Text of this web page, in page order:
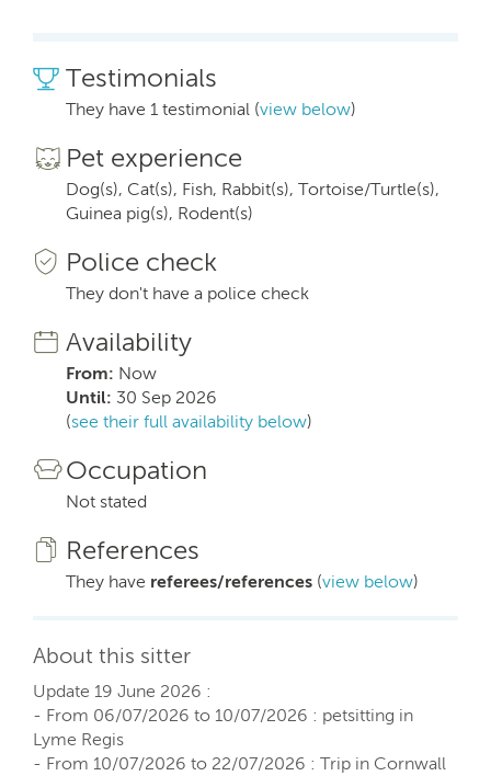
Testimonials
They have 1 testimonial (view below)
Pet experience
Dog(s), Cat(s), Fish, Rabbit(s), Tortoise/Turtle(s),
Guinea pig(s), Rodent(s)
Police check
They don't have a police check
Availability
From: Now
Until: 30 Sep 2026
(see their full availability below)
Occupation
Not stated
References
They have referees/references (view below)
About this sitter
Update 19 June 2026 :
- From 06/07/2026 to 10/07/2026 : petsitting in
Lyme Regis
- From 10/07/2026 to 22/07/2026 : Trip in Cornwall